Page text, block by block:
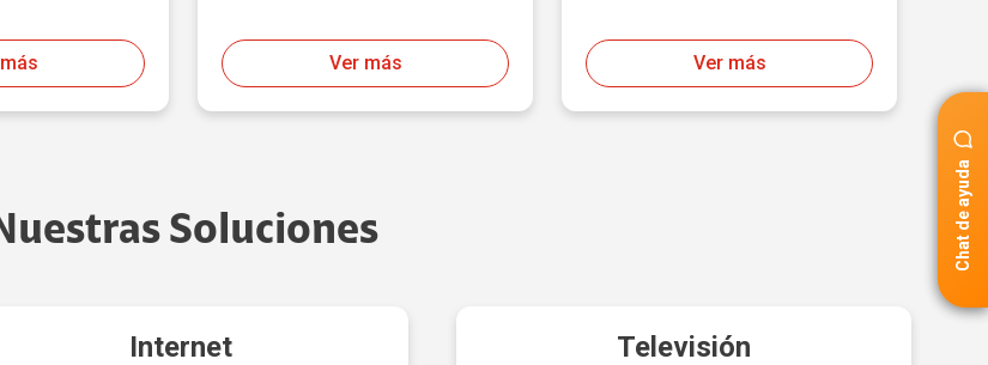
Ver más Ver más
Soluciones
Internet Televisión
Chat de ayuda
Chat de ayuda